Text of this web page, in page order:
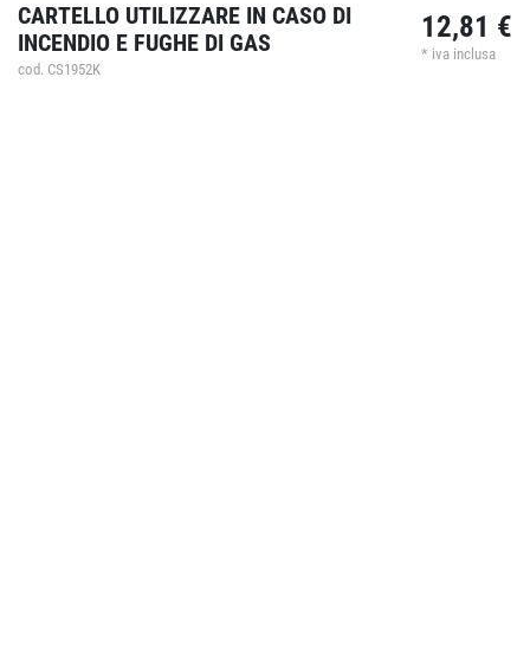
CARTELLO UTILIZZARE IN CASO DI
INCENDIO E FUGHE DI GAS
cod. CS1952K
12,81 €
* iva inclusa